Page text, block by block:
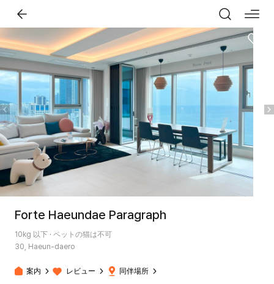
Forte Haeundae Paragraph
10kg 以下 · ペットの猫は不可
30, Haeun-daero
案内 レビュー 同伴場所